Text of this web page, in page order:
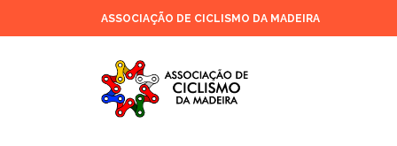
ASSOCIAÇÃO DE CICLISMO DA MADEIRA